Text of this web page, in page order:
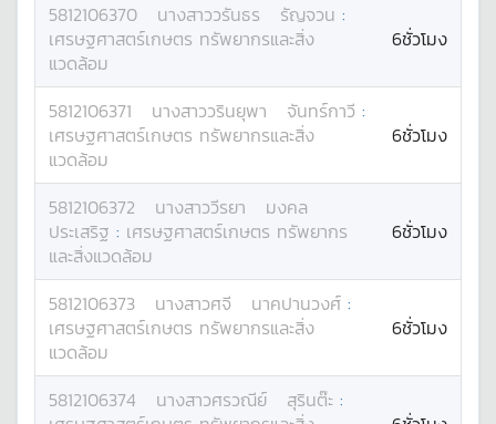
5812106370 นางสาววรันธร รัญจวน :
เศรษฐศาสตร์เกษตร ทรัพยากรและสิ่ง
แวดล้อม
6ชั่วโมง
5812106371 นางสาววรินยุพา จันทร์กาวี :
เศรษฐศาสตร์เกษตร ทรัพยากรและสิ่ง
แวดล้อม
6ชั่วโมง
5812106372 นางสาววีรยา
มงคล
ประเสริฐ : เศรษฐศาสตร์เกษตร ทรัพยากร
และสิ่งแวดล้อม
6ชั่วโมง
5812106373 นางสาวศจี นาคปานวงศ์ :
เศรษฐศาสตร์เกษตร ทรัพยากรและสิ่ง
แวดล้อม
6ชั่วโมง
5812106374 นางสาวศรวณีย์ สุรินต๊ะ :